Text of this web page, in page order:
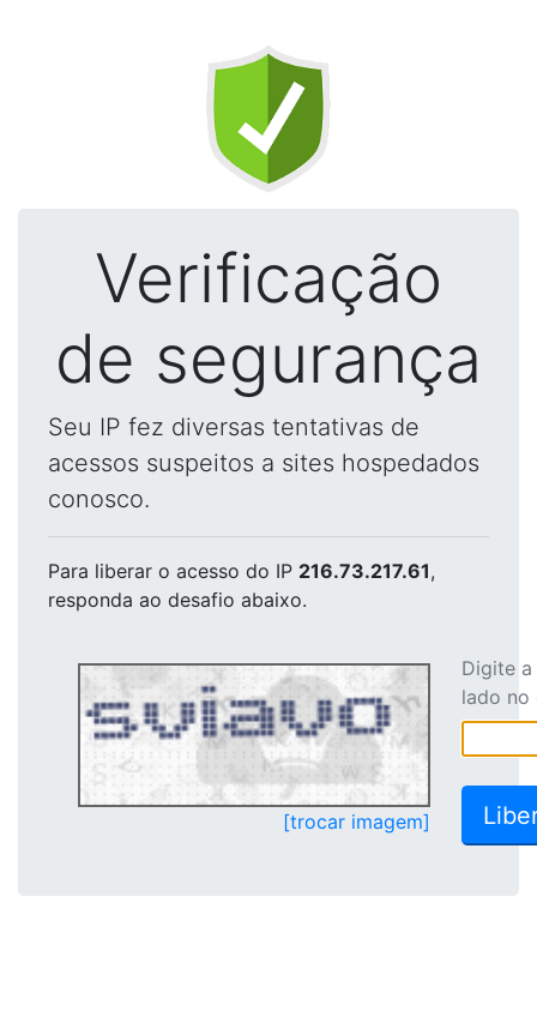
Verificação
de segurança
Seu IP fez diversas tentativas de
acessos suspeitos a sites hospedados
conosco.
Para liberar o acesso do IP 216.73.217.61,
responda ao desafio abaixo.
[trocar imagem]
Digite
lado no